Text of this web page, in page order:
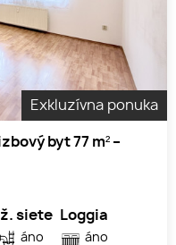
Exkluzívna ponuka
byt 77 m² –
siete
áno
Loggia
áno